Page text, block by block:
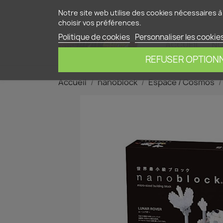
Contactez-nous
ACCUEIL
Accueil nanoblock Espace / Cosmos
Notre site web utilise des cookies nécessaires
choisir vos préférences.
Politique de cookies Personnaliser les
REFUSER